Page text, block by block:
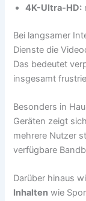
4K-Ultra-HD:
Bei langsamer
Dienste die
Das bedeutet
insgesamt
Besonders in
Geräten zeigt
mehrere Nutzer
verfügbare
Darüber hinaus
Inhalten wie